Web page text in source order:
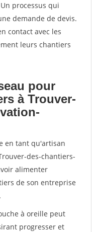
processus qui
demande de devis.
contact avec les
leurs chantiers
pour
à Trouver-
en tant qu'artisan
des-chantiers-
alimenter
de son entreprise
à oreille peut
progresser et